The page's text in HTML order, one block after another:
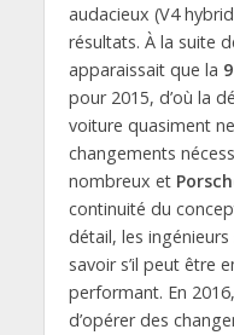
audacieux (V4
résultats. À la suite
apparaissait que la
pour 2015, d’où la
voiture quasiment
changements
nombreux et
continuité du
détail, les
savoir s’il peut être
performant. En
d’opérer des